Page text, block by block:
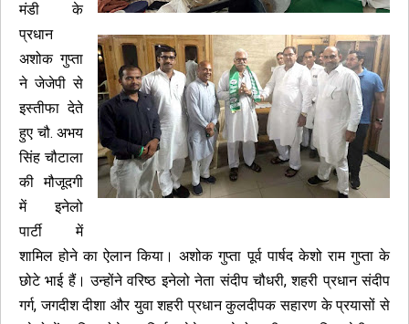
मंडी के
प्रधान
अशोक गुप्ता
ने जेजेपी से
इस्तीफा देते
हुए चौ. अभय
सिंह चौटाला
की मौजूदगी
में इनेलो
पार्टी में
शामिल होने का ऐलान किया। अशोक गुप्ता पूर्व पार्षद केशो राम गुप्ता के
छोटे भाई हैं। उन्होंने वरिष्ठ इनेलो नेता संदीप चौधरी, शहरी प्रधान संदीप
गर्ग, जगदीश दीशा और युवा शहरी प्रधान कुलदीपक सहारण के प्रयासों से